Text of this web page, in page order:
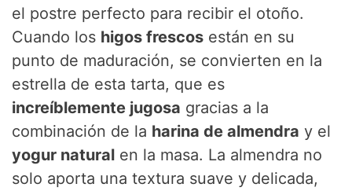
el postre perfecto para recibir el otoño.
Cuando los higos frescos están en su
punto de maduración, se convierten en la
estrella de esta tarta, que es
increíblemente jugosa gracias a la
combinación de la harina de almendra y el
yogur natural en la masa. La almendra no
solo aporta una textura suave y delicada,